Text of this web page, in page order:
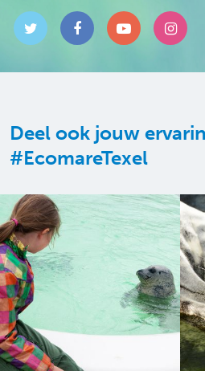
Deel ook jouw
#EcomareTexel